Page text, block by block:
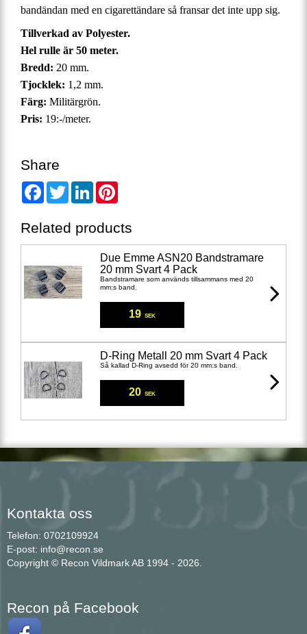
bandändan med en cigarettändare så fransar det inte upp sig.
Tillverkad av Polyester.
Hel rulle är 50 meter.
Bredd: 20 mm.
Tjocklek: 1,2 mm.
Färg: Militärgrön.
Pris: 19:-/meter.
Share
FacebookTwitterLinkedIn
Related products
Due Emme ASN20 Bandstramare
20 mm Svart 4 Pack
Bandstramare som används tillsammans med 20
mm:s band.
19 SEK
D-Ring Metall 20 mm Svart 4 Pack
Så kallad D-Ring avsedd för 20 mm:s band.
20 SEK
Kontakta oss
Telefon: 0702109924
E-post: info@recon.se
Copyright © Recon Vildmark AB 1994 - 2026.
Recon på Facebook